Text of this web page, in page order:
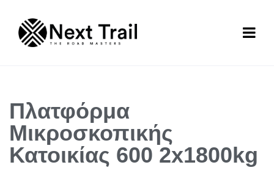
Πλατφόρμα
Μικροσκοπικής
Κατοικίας 600 2x1800kg